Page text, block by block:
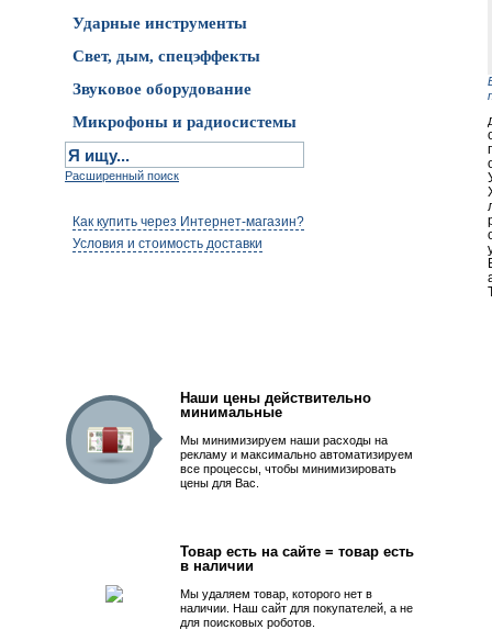
Ударные инструменты
Свет, дым, спецэффекты
Звуковое оборудование
Микрофоны и радиосистемы
Расширенный поиск
Как купить через Интернет-магазин?
Условия и стоимость доставки
Наши цены действительно
минимальные
Мы минимизируем наши расходы на
рекламу и максимально автоматизируем
все процессы, чтобы минимизировать
цены для Вас.
Товар есть на сайте = товар есть
в наличии
Мы удаляем товар, которого нет в
наличии. Наш сайт для покупателей, а не
для поисковых роботов.